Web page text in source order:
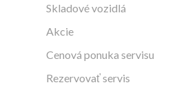
Skladové vozidlá
Akcie
Cenová ponuka servisu
Rezervovať servis